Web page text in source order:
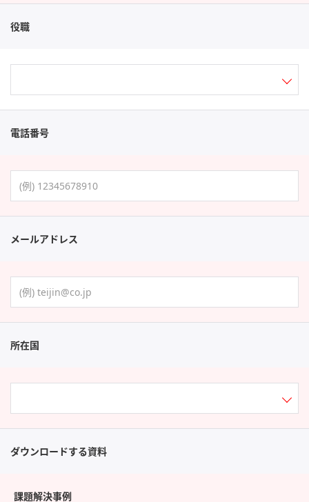
役職
電話番号
メールアドレス
所在国
ダウンロードする資料
課題解決事例